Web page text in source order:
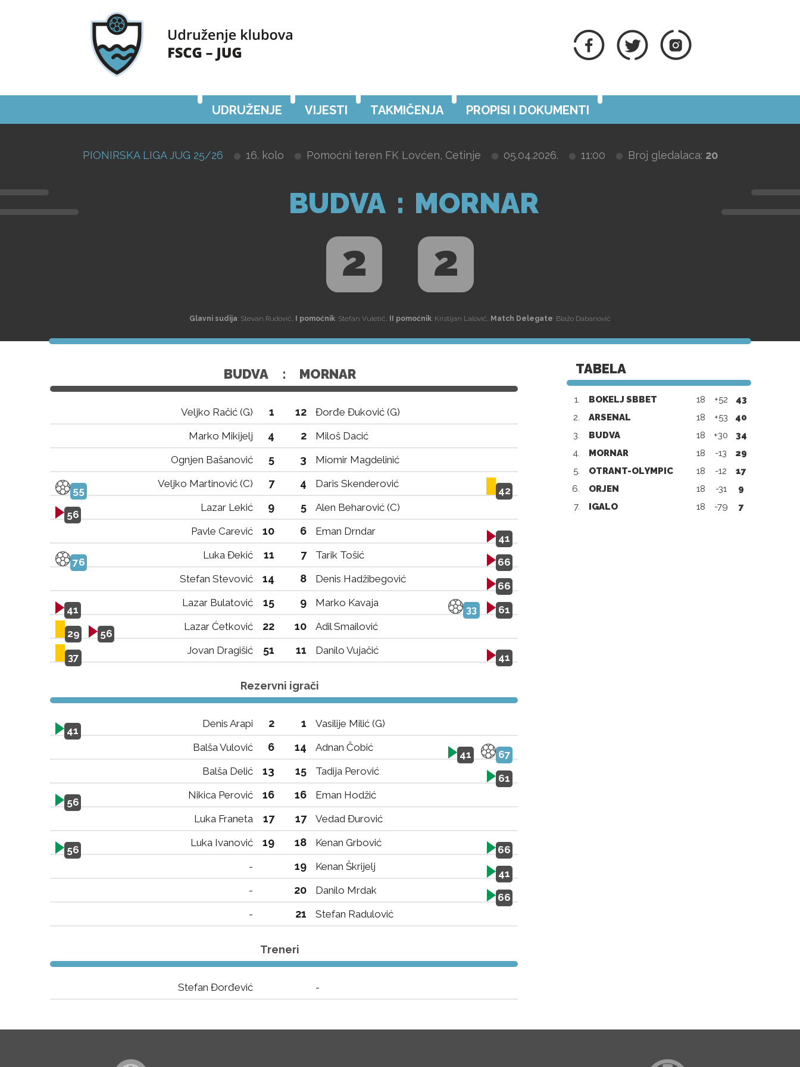
UDRUŽENJE VIJESTI TAKMIČENJA PROPISI I DOKUMENTI
PIONIRSKA LIGA JUG 25/26 16. kolo Pomoćni teren FK Lovćen, Cetinje 05.04.2026. 11:00 Broj gledalaca: 20
BUDVA : MORNAR
2 2
Glavni sudija: Stevan Rudović, I pomoćnik: Stefan Vuletić, II pomoćnik: Kristijan Lalović, Match Delegate: Blažo Dabanović
BUDVA : MORNAR
Veljko Račić (G) 1 12
Đorđe Đuković (G)
Marko Mikijelj
4 2
Miloš Dacić
Ognjen Bašanović
5 3 Miomir Magdelinić
55
Veljko Martinović (C) 7 4 Daris Skenderović
42
56
Lazar Lekić 9 5
Alen Beharović (C)
Pavle Carević
10 6 Eman Drndar
41
76
Luka Đekić 11 7 Tarik Tošić
66
Stefan Stevović
14 8 Denis Hadžibegović
66
41
Lazar Bulatović 15 9 Marko Kavaja
33
61
29
56
Lazar Ćetković 22 10 Adil Smailović
37
Jovan Dragišić 51 11 Danilo Vujačić
41
Rezervni igrači
41
Denis Arapi 2 1
Vasilije Milić (G)
Balša Vulović
6 14 Adnan Čobić
41
67
Balša Delić
13 15 Tadija Perović
61
56
Nikica Perović 16 16
Eman Hodžić
Luka Franeta
17 17 Vedad Đurović
56
Luka Ivanović 19 18 Kenan Grbović
66
-
19 Kenan Škrijelj
41
-
20 Danilo Mrdak
66
-
21 Stefan Radulović
Treneri
Stefan Đorđević -
TABELA
1. BOKELJ SBBET 18 +52
43
2.
ARSENAL 18 +53
40
3.
BUDVA 18 +30
34
4.
MORNAR 18 -13
29
5.
OTRANT-OLYMPIC 18 -12
17
6.
ORJEN 18 -31
9
7.
IGALO 18 -79 7